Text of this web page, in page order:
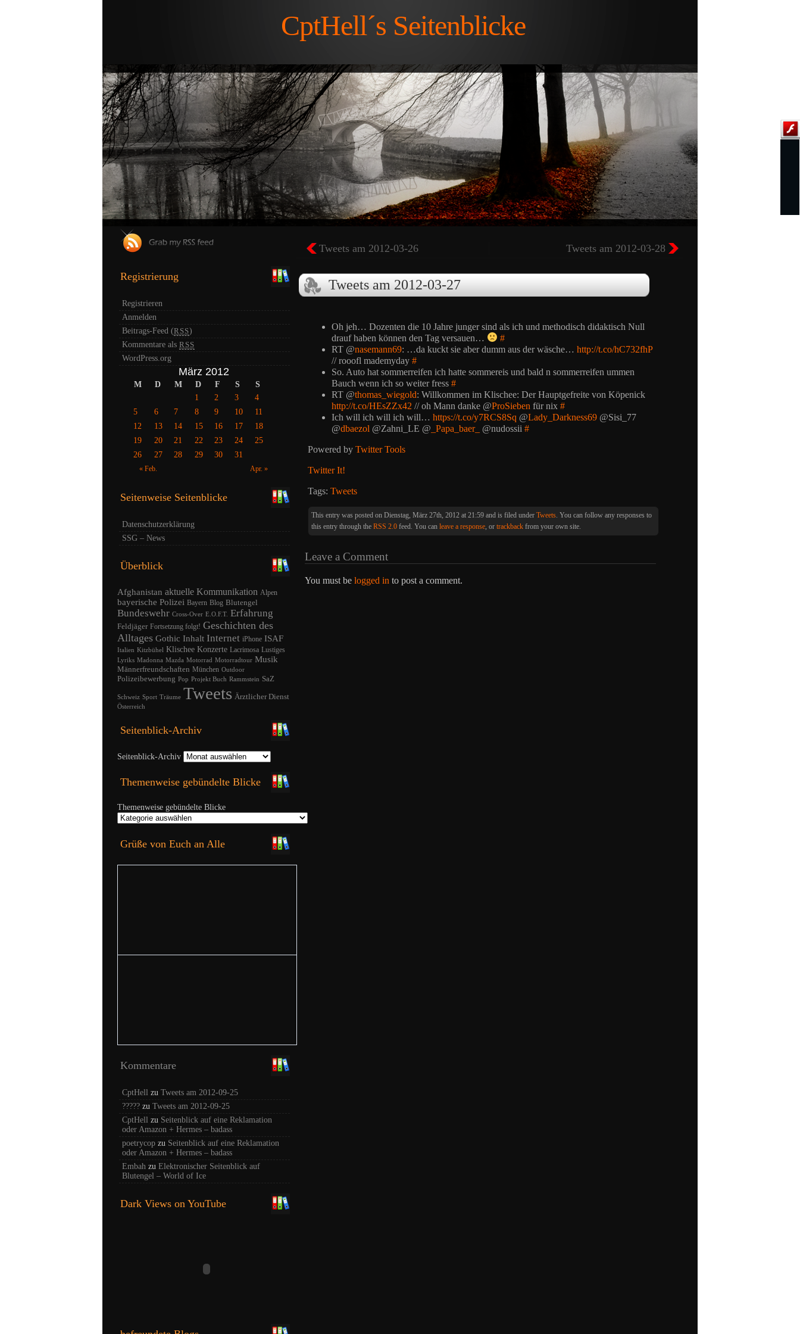
CptHell´s Seitenblicke
Registrierung
Registrieren
Anmelden
Beitrags-Feed (RSS)
Kommentare als RSS
WordPress.org
März 2012
M D M D F S S
« Feb. Apr. »
1 2 3
4
5
6 7 8 9 10
11
12
13 14 15 16 17
18
19
20 21 22 23 24
25
26
27 28 29 30 31
Seitenweise Seitenblicke
Datenschutzerklärung
SSG – News
Überblick
Afghanistan aktuelle Kommunikation Alpen
bayerische Polizei Bayern Blog Blutengel
Bundeswehr Cross-Over E.O.F.T. Erfahrung
Feldjäger Fortsetzung folgt! Geschichten des
Alltages Gothic Inhalt Internet iPhone ISAF
Italien Kitzbühel Klischee Konzerte Lacrimosa Lustiges
Lyriks Madonna Mazda Motorrad Motorradtour Musik
Männerfreundschaften München Outdoor
Polizeibewerbung Pop Projekt Buch Rammstein SaZ
Schweiz Sport Träume Tweets Ärztlicher Dienst
Österreich
Seitenblick-Archiv
Seitenblick-Archiv
Themenweise gebündelte Blicke
Themenweise gebündelte Blicke
Grüße von Euch an Alle
Kommentare
CptHell zu Tweets am 2012-09-25
????? zu Tweets am 2012-09-25
CptHell zu Seitenblick auf eine Reklamation
oder Amazon + Hermes – badass
poetrycop zu Seitenblick auf eine Reklamation
oder Amazon + Hermes – badass
Embah zu Elektronischer Seitenblick auf
Blutengel – World of Ice
Dark Views on YouTube
Tweets am 2012-03-26 Tweets am 2012-03-28
Tweets am 2012-03-27
Oh jeh… Dozenten die 10 Jahre junger sind als ich und methodisch didaktisch Null
drauf haben können den Tag versauen…
#
RT @nasemann69: …da kuckt sie aber dumm aus der wäsche… http://t.co/hC732fhP
// rooofl mademyday #
So. Auto hat sommerreifen ich hatte sommereis und bald n sommerreifen ummen
Bauch wenn ich so weiter fress #
RT @thomas_wiegold: Willkommen im Klischee: Der Hauptgefreite von Köpenick
http://t.co/HEsZZx42 // oh Mann danke @ProSieben für nix #
Ich will ich will ich will… https://t.co/y7RCS8Sq @Lady_Darkness69 @Sisi_77
@dbaezol @Zahni_LE @ _Papa_baer_ @nudossii #
Powered by Twitter Tools
Twitter It!
Tags: Tweets
This entry was posted on Dienstag, März 27th, 2012 at 21:59 and is filed under Tweets. You can follow any responses to
this entry through the RSS 2.0 feed. You can leave a response, or trackback from your own site.
Leave a Comment
You must be logged in to post a comment.